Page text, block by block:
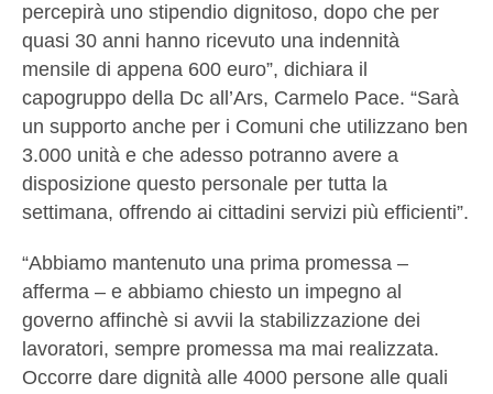
percepirà uno stipendio dignitoso, dopo che per
quasi 30 anni hanno ricevuto una indennità
mensile di appena 600 euro”, dichiara il
capogruppo della Dc all’Ars, Carmelo Pace. “Sarà
un supporto anche per i Comuni che utilizzano ben
3.000 unità e che adesso potranno avere a
disposizione questo personale per tutta la
settimana, offrendo ai cittadini servizi più efficienti”.
“Abbiamo mantenuto una prima promessa –
afferma – e abbiamo chiesto un impegno al
governo affinchè si avvii la stabilizzazione dei
lavoratori, sempre promessa ma mai realizzata.
Occorre dare dignità alle 4000 persone alle quali